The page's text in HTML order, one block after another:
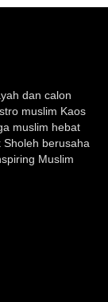
dan calon
muslim Kaos
muslim hebat
berusaha
Muslim